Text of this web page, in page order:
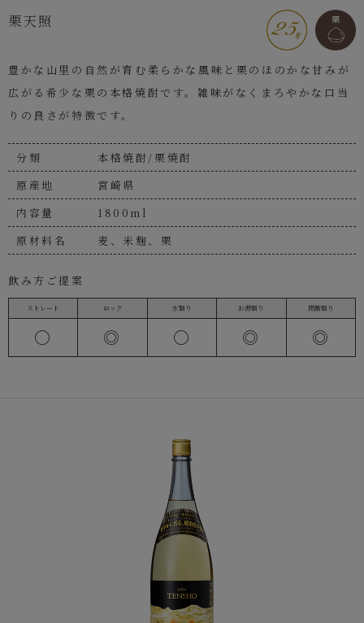
栗天照
豊かな山里の自然が育む柔らかな風味と栗のほのかな甘みが
広がる希少な栗の本格焼酎です。雑味がなくまろやかな口当
りの良さが特徴です。
分類
本格焼酎/栗焼酎
原産地
宮崎県
内容量
1800ml
原材料名
麦、米麹、栗
飲み方ご提案
ストレート
〇
ロック
◎
水割り
〇
お湯割り
◎
炭酸割り
◎